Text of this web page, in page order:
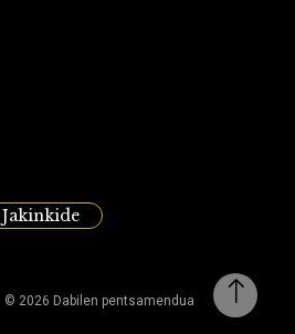
Jakinkide
© 2026 Dabilen pentsamendua